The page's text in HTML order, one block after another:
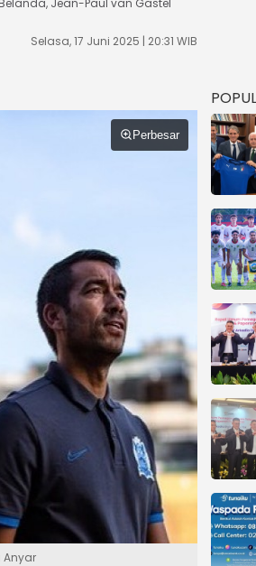
Jean-Paul van Gastel
Selasa, 17 Juni 2025 | 20:31 WIB
Perbesar
Anyar